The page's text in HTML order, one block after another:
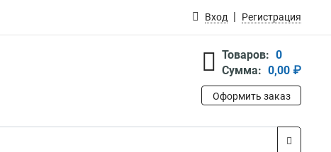
Вход Регистрация
Товаров: 0
Сумма: 0,00 ₽
Оформить заказ